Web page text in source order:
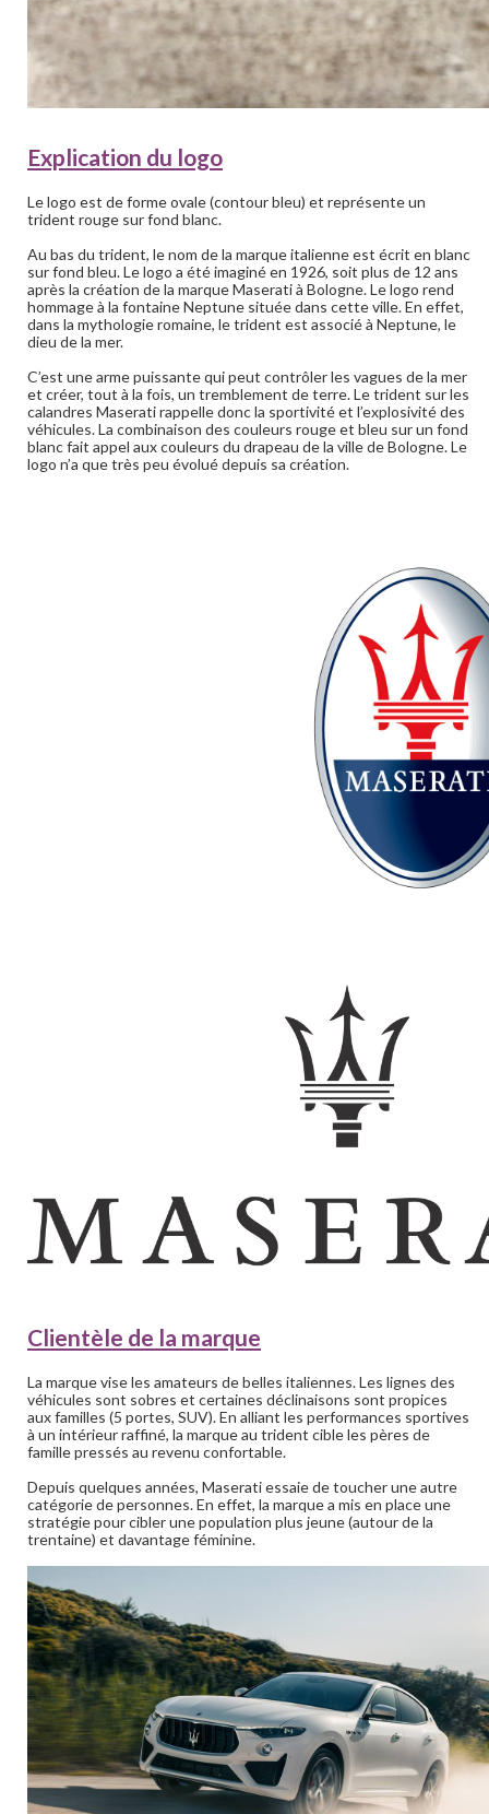
Explication du logo
Le logo est de forme ovale (contour bleu) et représente un
trident rouge sur fond blanc.
Au bas du trident, le nom de la marque italienne est écrit en blanc
sur fond bleu. Le logo a été imaginé en 1926, soit plus de 12 ans
après la création de la marque Maserati à Bologne. Le logo rend
hommage à la fontaine Neptune située dans cette ville. En effet,
dans la mythologie romaine, le trident est associé à Neptune, le
dieu de la mer.
C’est une arme puissante qui peut contrôler les vagues de la mer
et créer, tout à la fois, un tremblement de terre. Le trident sur les
calandres Maserati rappelle donc la sportivité et l’explosivité des
véhicules. La combinaison des couleurs rouge et bleu sur un fond
blanc fait appel aux couleurs du drapeau de la ville de Bologne. Le
logo n’a que très peu évolué depuis sa création.
Clientèle de la marque
La marque vise les amateurs de belles italiennes. Les lignes des
véhicules sont sobres et certaines déclinaisons sont propices
aux familles (5 portes, SUV). En alliant les performances sportives
à un intérieur raffiné, la marque au trident cible les pères de
famille pressés au revenu confortable.
Depuis quelques années, Maserati essaie de toucher une autre
catégorie de personnes. En effet, la marque a mis en place une
stratégie pour cibler une population plus jeune (autour de la
trentaine) et davantage féminine.